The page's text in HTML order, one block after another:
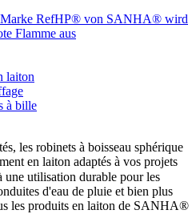
laiton
à bille
les robinets à boisseau sphérique
en laiton adaptés à vos projets
une utilisation durable pour les
d'eau de pluie et bien plus
les produits en laiton de SANHA®